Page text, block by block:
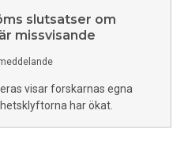
Idé.
slutsatser om
missvisande
visar forskarnas egna
har ökat.